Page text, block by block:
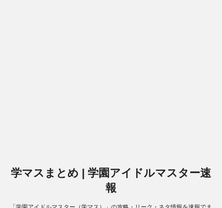
学マスまとめ | 学園アイドルマスター速
報